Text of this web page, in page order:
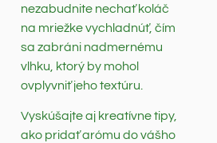
nezabudnite nechať koláč
na mriežke vychladnúť, čím
sa zabráni nadmernému
vlhku, ktorý by mohol
ovplyvniť jeho textúru.
Vyskúšajte aj kreatívne tipy,
ako pridať arómu do vášho